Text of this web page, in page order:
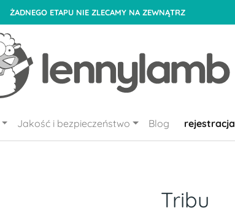
ŻADNEGO ETAPU NIE ZLECAMY NA ZEWNĄTRZ
Jakość i bezpieczeństwo Blog rejestracja
Tribu